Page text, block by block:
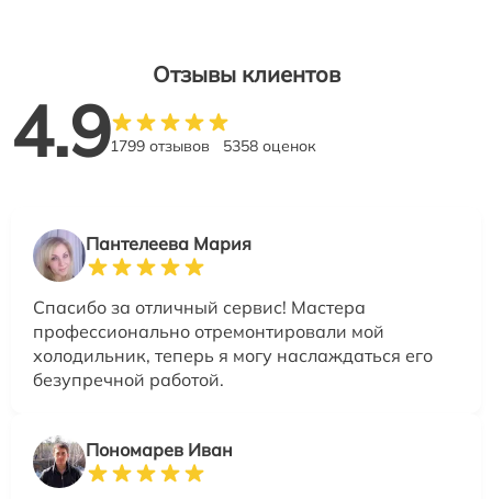
Отзывы клиентов
4.91799 отзывов 5358 оценок
Пантелеева Мария
Спасибо за отличный сервис! Мастера
профессионально отремонтировали мой
холодильник, теперь я могу наслаждаться его
безупречной работой.
Пономарев Иван